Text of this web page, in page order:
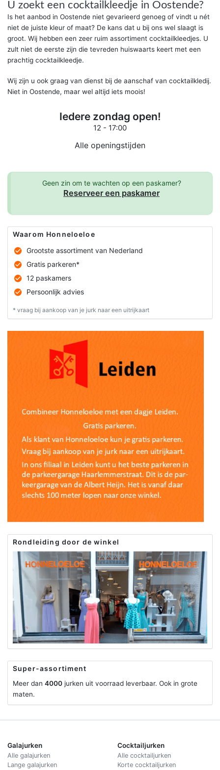
U zoekt een cocktailkleedje in Oostende?
Is het aanbod in Oostende niet gevarieerd genoeg of vindt u nét
niet de juiste kleur of maat? De kans dat u bij ons wel slaagt is
groot. Wij hebben een zeer ruim assortiment cocktailkleedjes. U
zult niet de eerste zijn die tevreden huiswaarts keert met een
prachtig cocktailkleedje.
Wij zijn u ook graag van dienst bij de aanschaf van cocktailkledij.
Niet in Oostende, maar wel altijd iets moois!
Iedere zondag open!
12 - 17:00
Alle openingstijden
Geen zin om te wachten op een paskamer?
Reserveer een paskamer
Waarom Honneloeloe
Grootste assortiment van Nederland
Gratis parkeren*
12 paskamers
Persoonlijk advies
* vraag bij aankoop van je jurk naar een uitrijkaart
Rondleiding door de winkel
Super-assortiment
Meer dan 4000 jurken uit voorraad leverbaar. Ook in grote
maten.
Galajurken
Alle galajurken
Lange galajurken
Cocktailjurken
Alle cocktailjurken
Korte cocktailjurken